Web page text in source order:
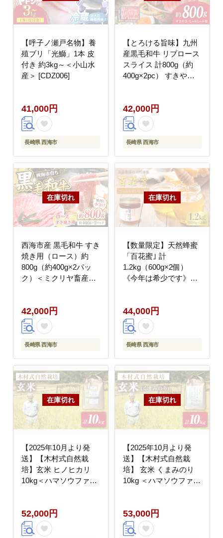
【呼子ノ瀬戸名物】養
殖ブリ「光鰤」1本 皮
付き 約3kg～＜小山水
産＞ [CDZ006]
41,000円
長崎県 西海市
【とろける旨味】九州
産黒毛和牛 リブロース
スライス 計800g（約
400g×2pc） すきやき
42,000円
長崎県 西海市
西海市産 黒毛和牛 すき
焼き用（ロース）約
800g（約400g×2パッ
ク）＜ミクリヤ畜産＞
42,000円
長崎県 西海市
【数量限定】天然蜂蜜
「百花蜜｣ 計
1.2kg（600g×2個）
《今年は希少です》＜
44,000円
長崎県 西海市
【2025年10月より発
送】【木村式自然栽
培】玄米 ヒノヒカリ
10kg＜ハマソウファー
52,000円
【2025年10月より発
送】【木村式自然栽
培】 玄米 くまみのり
10kg ＜ハマソウファー
53,000円